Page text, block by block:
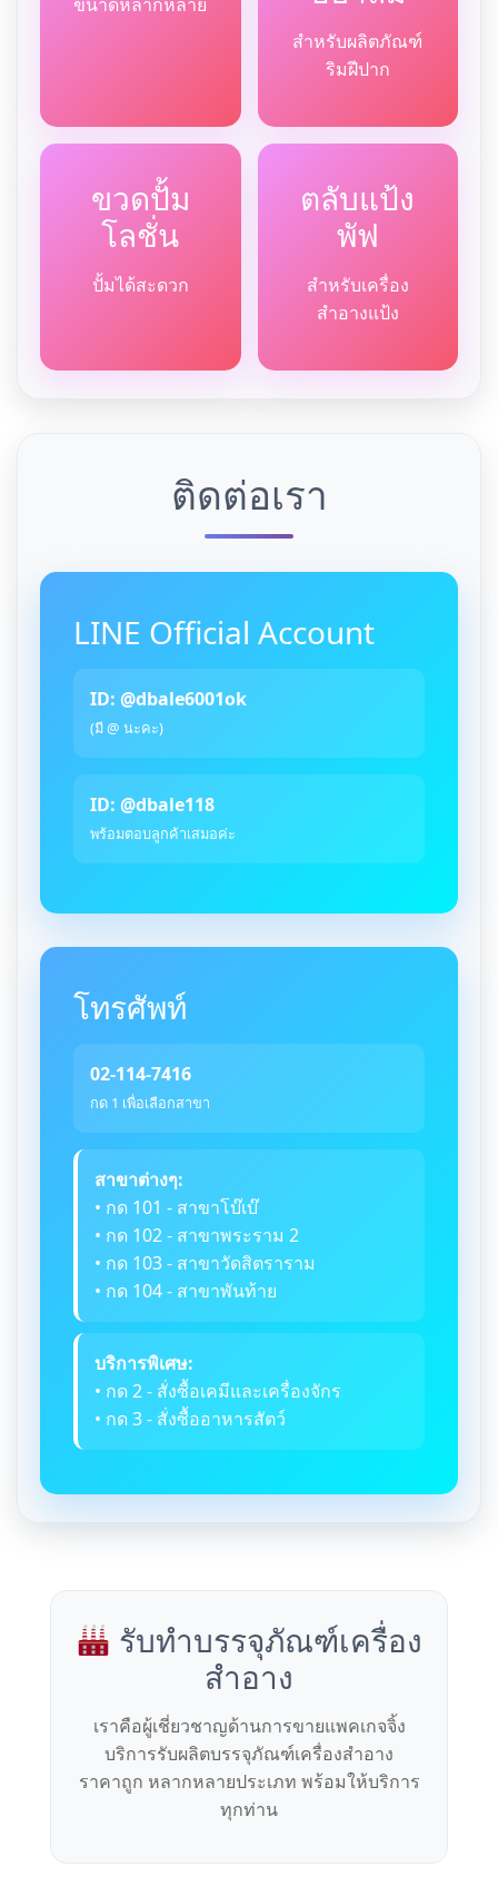
สำหรับผลิตภัณฑ์
ริมฝีปาก
ขวดปั้ม
โลชั่น
ปั้มได้สะดวก
ตลับแป้ง
พัฟ
สำหรับเครื่อง
สำอางแป้ง
ติดต่อเรา
LINE Official Account
ID: @dbale6001ok
(มี @ นะคะ)
ID: @dbale118
พร้อมตอบลูกค้าเสมอค่ะ
โทรศัพท์
02-114-7416
กด 1 เพื่อเลือกสาขา
สาขาต่างๆ:
• กด 101 - สาขาโบ๊เบ๊
• กด 102 - สาขาพระราม 2
• กด 103 - สาขาวัดสิตราราม
• กด 104 - สาขาพันท้าย
บริการพิเศษ:
• กด 2 - สั่งซื้อเคมีและเครื่องจักร
• กด 3 - สั่งซื้ออาหารสัตว์
รับทำบรรจุภัณฑ์เครื่อง
สำอาง
เราคือผู้เชี่ยวชาญด้านการขายแพคเกจจิ้ง
บริการรับผลิตบรรจุภัณฑ์เครื่องสำอาง
ราคาถูก หลากหลายประเภท พร้อมให้บริการ
ทุกท่าน